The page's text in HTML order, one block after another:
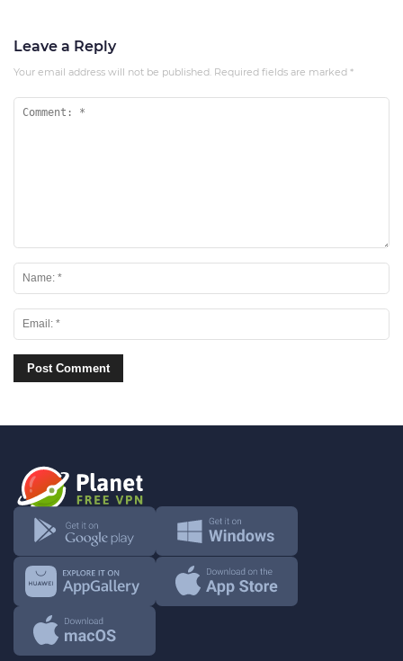
Leave a Reply
Your email address will not be published. Required fields are marked *